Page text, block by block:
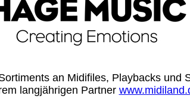
an Midifiles, Playbacks und
langjährigen Partner